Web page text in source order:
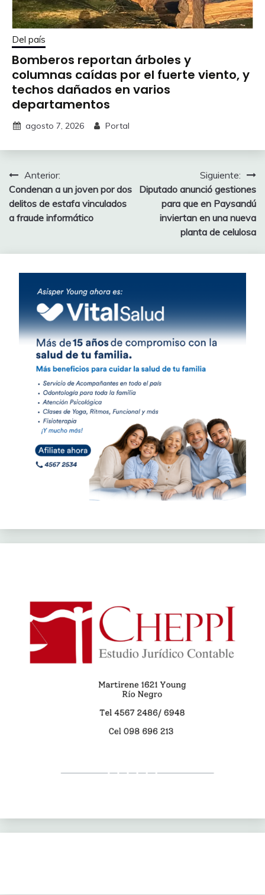
Del país
Bomberos reportan árboles y
columnas caídas por el fuerte viento, y
techos dañados en varios
departamentos
agosto 7, 2026 Portal
Navegación
de
entradas
Anterior:
Condenan a un joven por dos
delitos de estafa vinculados
a fraude informático
Siguiente:
Diputado anunció gestiones
para que en Paysandú
inviertan en una nueva
planta de celulosa